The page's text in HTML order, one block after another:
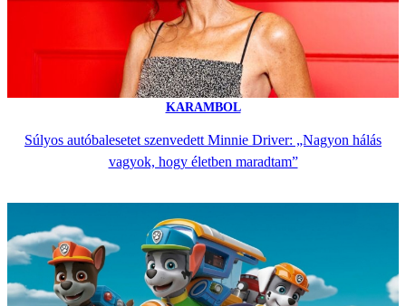
KARAMBOL
Súlyos autóbalesetet szenvedett Minnie Driver: „Nagyon hálás
vagyok, hogy életben maradtam”